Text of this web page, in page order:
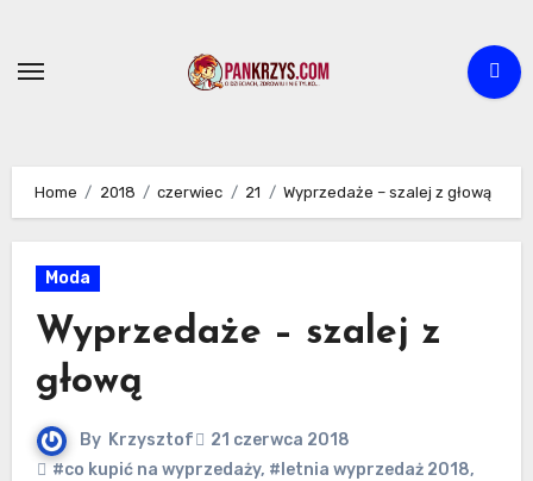
content
Home 2018 czerwiec 21 Wyprzedaże – szalej z głową
Moda
Wyprzedaże – szalej z
głową
By Krzysztof
21 czerwca 2018
#co kupić na wyprzedaży, #letnia wyprzedaż 2018,